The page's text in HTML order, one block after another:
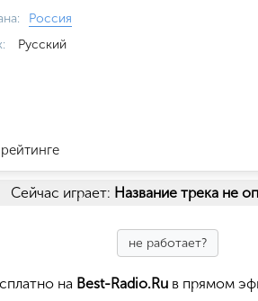
Россия
Русский
Сейчас играет: Название трека не
не работает?
на Best-Radio.Ru в прямом